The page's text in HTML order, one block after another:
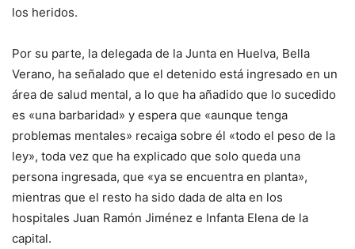
los heridos.
Por su parte, la delegada de la Junta en Huelva, Bella
Verano, ha señalado que el detenido está ingresado en un
área de salud mental, a lo que ha añadido que lo sucedido
es «una barbaridad» y espera que «aunque tenga
problemas mentales» recaiga sobre él «todo el peso de la
ley», toda vez que ha explicado que solo queda una
persona ingresada, que «ya se encuentra en planta»,
mientras que el resto ha sido dada de alta en los
hospitales Juan Ramón Jiménez e Infanta Elena de la
capital.